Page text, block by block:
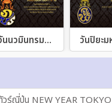
วันนวมินทรมหาราช วันปิยะม